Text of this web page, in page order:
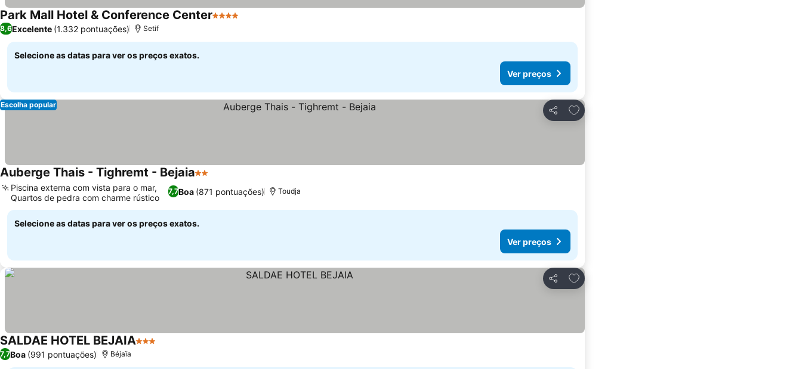
Park Mall Hotel & Conference Center4 Estrelas
8,6Excelente (1.332 pontuações) Setif
Selecione as datas para ver os preços exatos.
Ver preços
Partilhar
Adicionar aos favoritos
Escolha popular
Auberge Thais - Tighremt - Bejaia2 Estrelas
7,7Boa (871 pontuações)
Piscina externa com vista para o mar,
Quartos de pedra com charme rústico
Toudja
Selecione as datas para ver os preços exatos.
Ver preços
Partilhar
Adicionar aos favoritos
SALDAE HOTEL BEJAIA3 Estrelas
7,7Boa (991 pontuações) Béjaïa